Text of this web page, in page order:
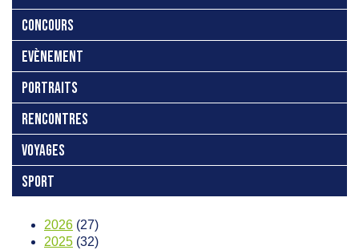
CONCOURS
EVÈNEMENT
PORTRAITS
RENCONTRES
VOYAGES
SPORT
2026 (27)
2025 (32)